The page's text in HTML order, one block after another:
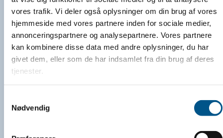
vores trafik. Vi deler også oplysninger om din brug af vores
hjemmeside med vores partnere inden for sociale medier,
annonceringspartnere og analysepartnere. Vores partnere
kan kombinere disse data med andre oplysninger, du har
givet dem, eller som de har indsamlet fra din brug af deres
tjenester.
Nødvendig